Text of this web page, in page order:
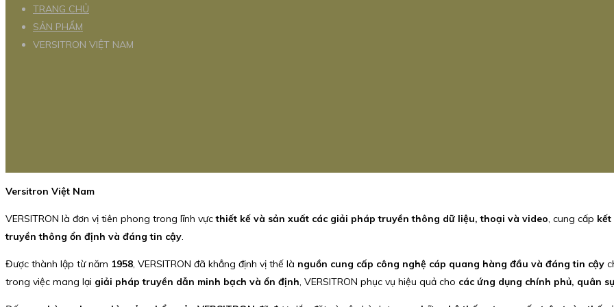
TRANG CHỦ
SẢN PHẨM
VERSITRON VIỆT NAM
Versitron Việt Nam
VERSITRON là đơn vị tiên phong trong lĩnh vựcthiết kế và sản xuất các giải pháp truyền thông dữ liệu, thoại và video, cung cấp kết
truyền thông ổn định và đáng tin cậy.
Được thành lập từ năm 1958, VERSITRON đã khẳng định vị thế là nguồn cung cấp công nghệ cáp quang hàng đầu và đáng tin cậy
trong việc mang lại giải pháp truyền dẫn minh bạch và ổn định, VERSITRON phục vụ hiệu quả cho các ứng dụng chính phủ, quân